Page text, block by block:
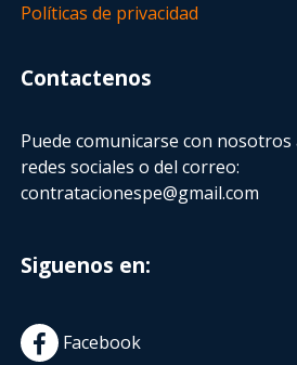
Políticas de privacidad
Contactenos
Puede comunicarse con
redes sociales o del correo:
contratacionespe@gmail.com
Siguenos en:
Facebook